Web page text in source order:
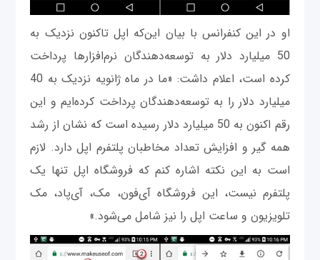
او در این کنفرانس با بیان این‌که اپل تاکنون نزدیک به
50 میلیارد دلار به توسعه‌دهندگان نرم‌افزارها پرداخت
کرده است، اعلام داشت: «ما در ماه ژانویه نزدیک به 40
میلیارد دلار را به توسعه‌دهندگان پرداخت کرده‌ایم و این
رقم اکنون به 50 میلیارد دلار رسیده است که نشان از رشد
همه گیر و افزایش تعداد مخاطبان پلتفرم اپل دارد. لازم
است به این نکته اشاره کنم که فروشگاه اپل تنها یک
پلتفرم نیست، این فروشگاه آی‌فون، مک‌، آی‌پاد، مک
تلویزیون و ساعت اپل را نیز شامل می‌شود.»